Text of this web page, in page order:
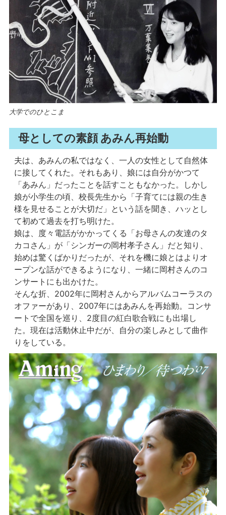
大学でのひとこま
母としての素顔 あみん再始動
夫は、あみんの私ではなく、一人の女性として自然体
に接してくれた。それもあり、娘には自分がかつて
「あみん」だったことを話すこともなかった。しかし
娘が小学生の頃、校長先生から「子育てには親の生き
様を見せることが大切だ」という話を聞き、ハッとし
て初めて過去を打ち明けた。
娘は、度々電話がかかってくる「お母さんの友達のタ
カコさん」が「シンガーの岡村孝子さん」だと知り、
始めは驚くばかりだったが、それを機に娘とはよりオ
ープンな話ができるようになり、一緒に岡村さんのコ
ンサートにも出かけた。
そんな折、2002年に岡村さんからアルバムコーラスの
オファーがあり、2007年にはあみんを再始動。コンサ
ートで全国を巡り、2度目の紅白歌合戦にも出場し
た。現在は活動休止中だが、自分の楽しみとして曲作
りをしている。